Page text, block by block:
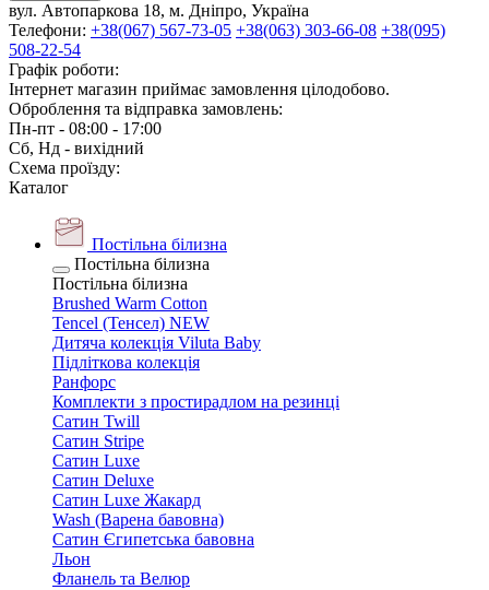
вул. Автопаркова 18, м. Дніпро, Україна
Телефони: +38(067) 567-73-05 +38(063) 303-66-08 +38(095)
508-22-54
Графік роботи:
Інтернет магазин приймає замовлення цілодобово.
Оброблення та відправка замовлень:
Пн-пт - 08:00 - 17:00
Сб, Нд - вихідний
Схема проїзду:
Каталог
Постільна білизна
Постільна білизна
Постільна білизна
Brushed Warm Cotton
Tencel (Тенсел) NEW
Дитяча колекція Viluta Baby
Підліткова колекція
Ранфорс
Комплекти з простирадлом на резинці
Сатин Twill
Сатин Stripe
Сатин Luxe
Сатин Deluxe
Сатин Luxe Жакард
Wash (Варена бавовна)
Сатин Єгипетська бавовна
Льон
Фланель та Велюр